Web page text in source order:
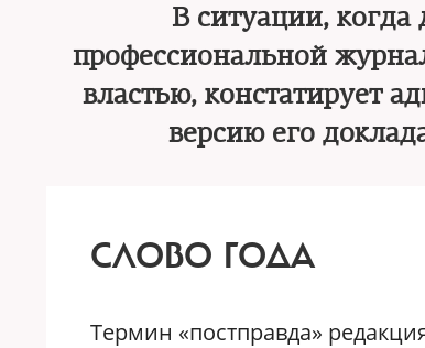
В ситуации, когда
профессиональной
властью, констатирует
версию его
СЛОВО ГОДА
Термин «постправда»